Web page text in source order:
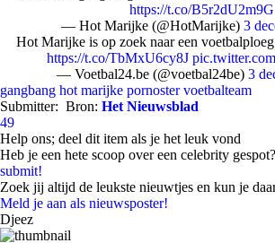
https://t.co/B5r2dU2m9G
— Hot Marijke (@HotMarijke) 3
Hot Marijke is op zoek naar een
https://t.co/TbMxU6cy8J
— Voetbal24.be (@voetbal24be) 3
gangbang hot marijke pornoster voetbalteam
Submitter: Bron: Het Nieuwsblad
49
Help ons; deel dit item als je het leuk vond
Heb je een hete scoop over een celebrity gespot?
submit!
Zoek jij altijd de leukste nieuwtjes en kun je
Meld je aan als nieuwsposter!
Djeez